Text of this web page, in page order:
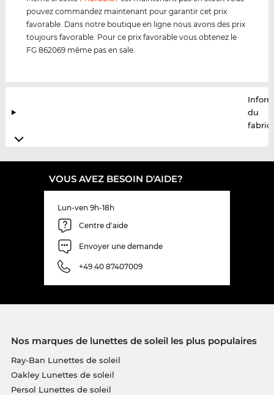
pouvez commandez maintenant pour garantir cet prix
favorable. Dans notre boutique en ligne nous avons des prix
toujours favorable. Pour ce prix favorable vous obtenez le
FG 862069 même pas en sale.
du
VOUS AVEZ BESOIN D'AIDE?
Lun-ven 9h-18h
Centre d'aide
Envoyer une demande
+49 40 87407009
Nos marques de lunettes de soleil les plus populaires
Ray-Ban Lunettes de soleil
Oakley Lunettes de soleil
Persol Lunettes de soleil